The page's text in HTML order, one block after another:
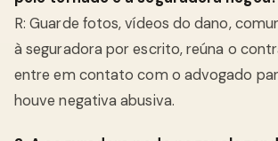
R: Guarde fotos, vídeos do dano,
à seguradora por escrito, reúna o
entre em contato com o advogado
houve negativa abusiva.